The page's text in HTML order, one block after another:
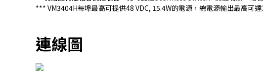
*** VM3404H每埠最高可提供48 VDC, 15.4W的電源，總電源輸出最高可
連線圖